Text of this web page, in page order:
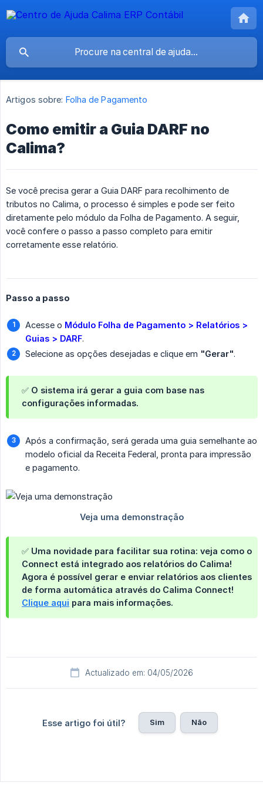
Artigos sobre: Folha de Pagamento
Como emitir a Guia DARF no
Calima?
Se você precisa gerar a Guia DARF para recolhimento de
tributos no Calima, o processo é simples e pode ser feito
diretamente pelo módulo da Folha de Pagamento. A seguir,
você confere o passo a passo completo para emitir
corretamente esse relatório.
Passo a passo
Acesse o Módulo Folha de Pagamento > Relatórios >
Guias > DARF.
Selecione as opções desejadas e clique em "Gerar".
✅ O sistema irá gerar a guia com base nas
configurações informadas.
Após a confirmação, será gerada uma guia semelhante ao
modelo oficial da Receita Federal, pronta para impressão
e pagamento.
✅ Uma novidade para facilitar sua rotina: veja como o
Connect está integrado aos relatórios do Calima!
Agora é possível gerar e enviar relatórios aos clientes
de forma automática através do Calima Connect!
Clique aqui para mais informações.
Actualizado em: 04/05/2026
Esse artigo foi útil? Sim Não